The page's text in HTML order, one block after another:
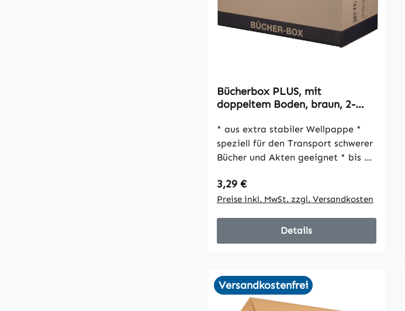
Bücherbox PLUS, mit
doppeltem Boden, braun, 2-
* aus extra stabiler Wellpappe *
speziell für den Transport schwerer
Bücher und Akten geeignet * bis 30
Bodenbereich * mit
Griffausstanzungen für leichteres
Regulärer Preis:
3,29 €
Preise inkl. MwSt. zzgl. Versandkosten
Details
Versandkostenfrei